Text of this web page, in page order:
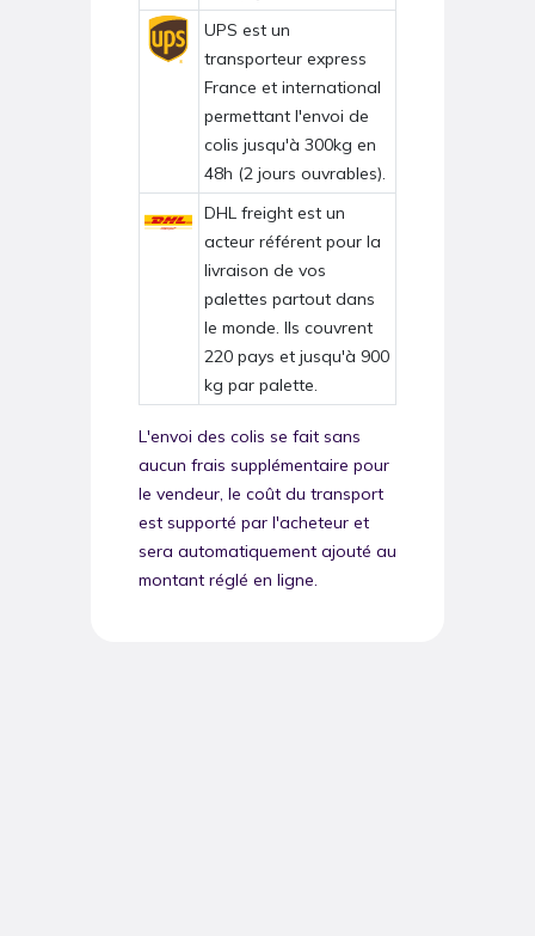
UPS est un
transporteur express
France et international
permettant l'envoi de
colis jusqu'à 300kg en
48h (2 jours ouvrables).
DHL freight est un
acteur référent pour la
livraison de vos
palettes partout dans
le monde. Ils couvrent
220 pays et jusqu'à 900
kg par palette.
L'envoi des colis se fait sans
aucun frais supplémentaire pour
le vendeur, le coût du transport
est supporté par l'acheteur et
sera automatiquement ajouté au
montant réglé en ligne.